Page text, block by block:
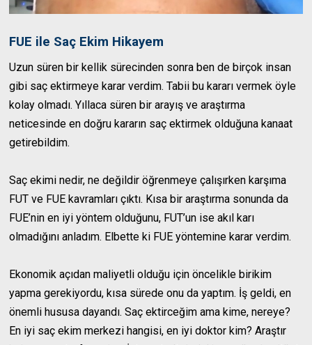
FUE ile Saç Ekim Hikayem
Uzun süren bir kellik sürecinden sonra ben de birçok insan
gibi saç ektirmeye karar verdim. Tabii bu kararı vermek öyle
kolay olmadı. Yıllaca süren bir arayış ve araştırma
neticesinde en doğru kararın saç ektirmek olduğuna kanaat
getirebildim.
Saç ekimi nedir, ne değildir öğrenmeye çalışırken karşıma
FUT ve FUE kavramları çıktı. Kısa bir araştırma sonunda da
FUE’nin en iyi yöntem olduğunu, FUT’un ise akıl karı
olmadığını anladım. Elbette ki FUE yöntemine karar verdim.
Ekonomik açıdan maliyetli olduğu için öncelikle birikim
yapma gerekiyordu, kısa sürede onu da yaptım. İş geldi, en
önemli hususa dayandı. Saç ektirceğim ama kime, nereye?
En iyi saç ekim merkezi hangisi, en iyi doktor kim? Araştır